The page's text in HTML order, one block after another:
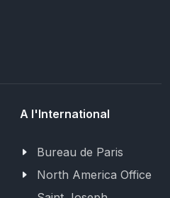
A l'International
Bureau de Paris
North America Office